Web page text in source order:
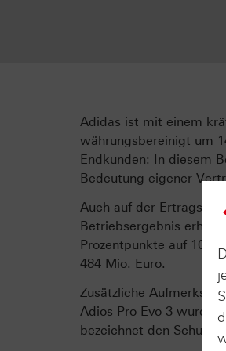
Adidas ist mit einem
währungsbereinigt um
Endkunden: In diesem
Bedeutung eigener
Auch auf der
Betriebsergebnis
Prozentpunkte auf 10,7
484 Mio. Euro.
Zusätzliche
Adios Pro Evo 3
bezeichnet den Schuh